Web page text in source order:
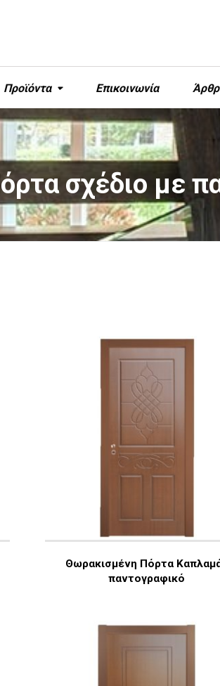
Προϊόντα Επικοινωνία
σχέδιο με
Θωρακισμένη Πόρτα
παντογραφικό